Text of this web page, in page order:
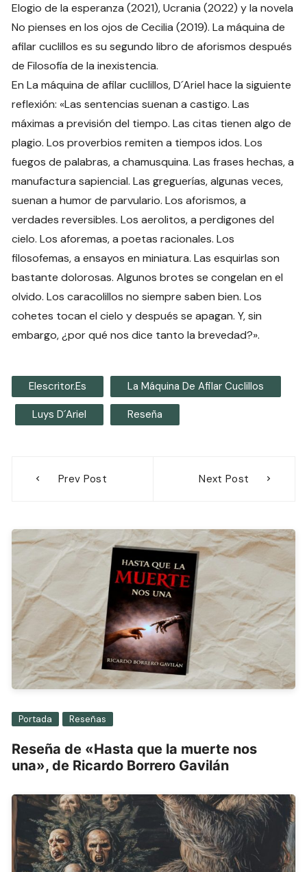
Elogio de la esperanza (2021), Ucrania (2022) y la novela
No pienses en los ojos de Cecilia (2019). La máquina de
afilar cuclillos es su segundo libro de aforismos después
de Filosofía de la inexistencia.
En La máquina de afilar cuclillos, D´Ariel hace la siguiente
reflexión: «Las sentencias suenan a castigo. Las
máximas a previsión del tiempo. Las citas tienen algo de
plagio. Los proverbios remiten a tiempos idos. Los
fuegos de palabras, a chamusquina. Las frases hechas, a
manufactura sapiencial. Las greguerías, algunas veces,
suenan a humor de parvulario. Los aforismos, a
verdades reversibles. Los aerolitos, a perdigones del
cielo. Los aforemas, a poetas racionales. Los
filosofemas, a ensayos en miniatura. Las esquirlas son
bastante dolorosas. Algunos brotes se congelan en el
olvido. Los caracolillos no siempre saben bien. Los
cohetes tocan el cielo y después se apagan. Y, sin
embargo, ¿por qué nos dice tanto la brevedad?».
Elescritor.es La Máquina De Afilar Cuclillos
Luys D´Ariel Reseña
Prev Post Next Post
Portada Reseñas
Reseña de «Hasta que la muerte nos
una», de Ricardo Borrero Gavilán